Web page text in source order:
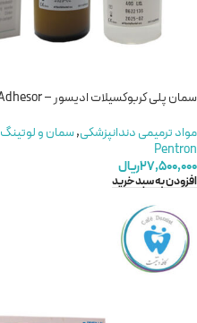
سمان پلی کربوکسیلات ادیسور – Polycarboxylate Cement Adhesor
مواد ترمیمی دندانپزشکی,سمان و لوتینگ
Pentron
۲۷,۵۰۰,۰۰۰ریال
افزودن به سبد خرید